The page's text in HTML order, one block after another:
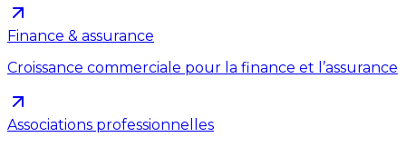
Finance & assurance
Croissance commerciale pour la finance et l’assurance
Associations professionnelles